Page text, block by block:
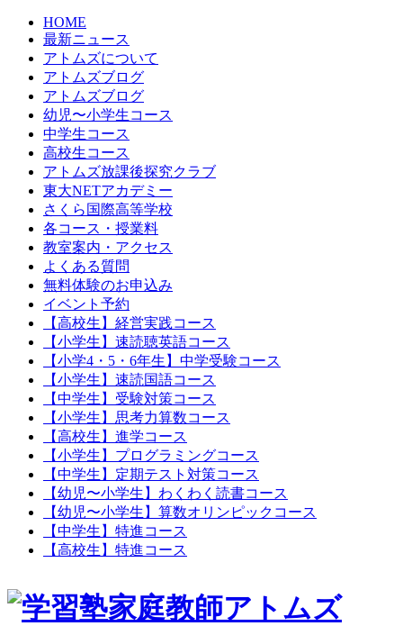
HOME
最新ニュース
アトムズについて
アトムズブログ
アトムズブログ
幼児〜小学生コース
中学生コース
高校生コース
アトムズ放課後探究クラブ
東大NETアカデミー
さくら国際高等学校
各コース・授業料
教室案内・アクセス
よくある質問
無料体験のお申込み
イベント予約
【高校生】経営実践コース
【小学生】速読聴英語コース
【小学4・5・6年生】中学受験コース
【小学生】速読国語コース
【中学生】受験対策コース
【小学生】思考力算数コース
【高校生】進学コース
【小学生】プログラミングコース
【中学生】定期テスト対策コース
【幼児〜小学生】わくわく読書コース
【幼児〜小学生】算数オリンピックコース
【中学生】特進コース
【高校生】特進コース